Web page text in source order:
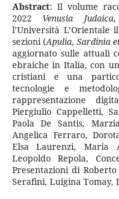
Abstract: Il volume
2022 Venusia Judaica,
l’Università
sezioni (Apulia,Sardinia
aggiornato sulle attuali
ebraiche in Italia, con
cristiani e una
tecnologie e
rappresentazione
Piergiulio Cappelletti,
Paola De Santis,
Angelica Ferraro,
Elsa Laurenzi, Maria
Leopoldo Repola,
Presentazioni di
Serafini, Luigina Tomay,